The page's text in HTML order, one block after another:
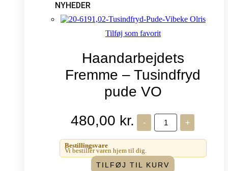
NYHEDER
Tilføj som favorit
Haandarbejdets
Fremme – Tusindfryd
pude VO
480,00 kr. -
Haandarbejdets
Fremme
-
Tusindfryd
VO
antal
+
Bestillingsvare
Vi bestiller varen hjem til dig.
TILFØJ TIL KURV